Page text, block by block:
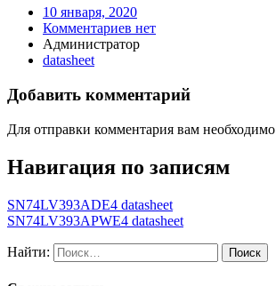
10 января, 2020
Комментариев нет
Администратор
datasheet
Добавить комментарий
Для отправки комментария вам необходимо
Навигация по записям
SN74LV393ADE4 datasheet
SN74LV393APWE4 datasheet
Найти: